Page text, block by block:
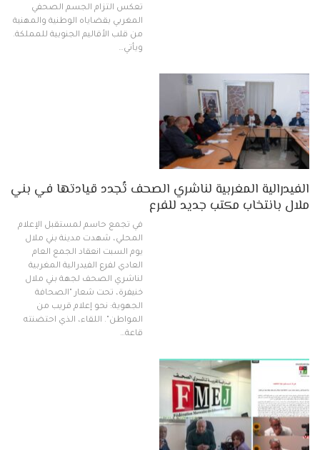
تعكس التزام الجسم الصحفي
المغربي بقضاياه الوطنية والمهنية
من قلب الأقاليم الجنوبية للمملكة.
ويأتي…
الفيدرالية المغربية لناشري الصحف تُجدد قيادتها في بني
ملال بانتخاب مكتب جديد للفرع
في تجمع حاسم لمستقبل الإعلام
المحلي، شهدت مدينة بني ملال
يوم السبت انعقاد الجمع العام
العادي لفرع الفيدرالية المغربية
لناشري الصحف لجهة بني ملال
خنيفرة، تحت شعار "الصحافة
الجهوية: نحو إعلام قريب من
المواطن". اللقاء، الذي احتضنته
قاعة…